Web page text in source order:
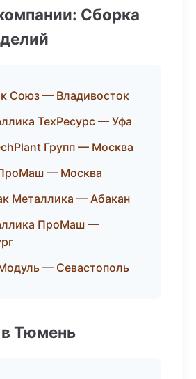
Сборка
Союз — Владивосток
ТехРесурс — Уфа
Групп — Москва
— Москва
Металлика — Абакан
ПроМаш —
— Севастополь
Тюмень